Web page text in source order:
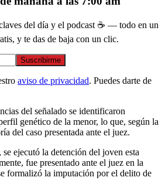
del día y el podcast ☕ — todo en un
y te das de baja con un clic.
Suscribirme
aviso de privacidad. Puedes darte de
del señalado se identificaron
genético de la menor, lo que, según la
del caso presentada ante el juez.
ejecutó la detención del joven esta
fue presentado ante el juez en la
formalizó la imputación por el delito de